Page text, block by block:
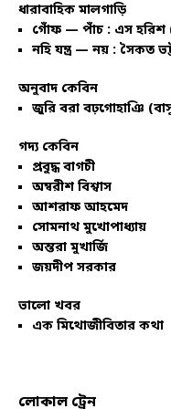
ধারাবাহিক মালগাড়ি
গোঁফ — পাঁচ : এস হরিশ
নহি যন্ত্র — নয় : সৈকত
অনুবাদ কেবিন
জুরি বরা বঢ়গোহাঞি
গদ্য কেবিন
প্রবুদ্ধ বাগচী
অম্বরীশ বিশ্বাস
আশরাফ আহমেদ
সোমনাথ মুখোপাধ্যায়
অন্তরা মুখার্জি
জয়দীপ সরকার
ভালো খবর
এক মিথোজীবিতার কথা
লোকাল ট্রেন